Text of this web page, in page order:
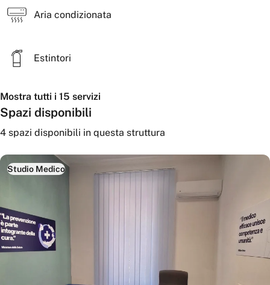
Aria condizionata
Estintori
Mostra tutti i 15 servizi
Spazi disponibili
4 spazi disponibili in questa struttura
Studio Medico